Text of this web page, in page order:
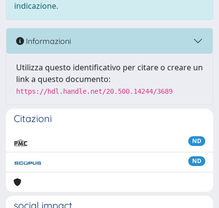
indicazione.
Informazioni
Utilizza questo identificativo per citare o creare un
link a questo documento:
https://hdl.handle.net/20.500.14244/3689
Citazioni
ND
ND
social impact